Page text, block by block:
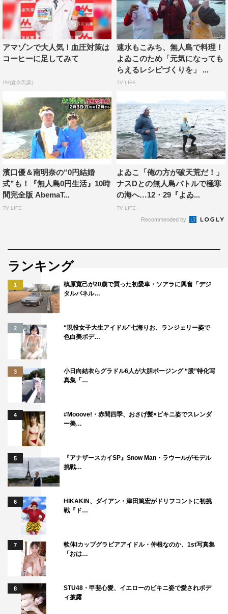
敷いたチャペルを歩く…という理想の結婚式とは全然違い
ましたけど、きっと無人島での結婚式を経験した人は世界
中どこにもいないはず！これが濱口優という人と結婚した
奥さんの特権なのかな」と幸せをかみしめた。
有野から実は、ラジ
オとかで「お前ら、式
とかせえへんの？オレ
がやったるわ！」と言
われてたんですよ。
「ホンマにやりよっ
た！」ってビックリし
婚式をするわ」と言って、有野と盛り上がったこともあっ
たんですよ。それがまさか現実になるとは…（笑）。一生
の思い出になりました。神父の服の方が新郎よりも豪華や
ったけど…（笑）。カレーピザの生地はちょっと分厚かっ
野が作ってくれた）奥さんのウエディングドレス姿も、素
敵でした…！
奥さんは式の後ずっと「楽しかった～！」って言ってま
した。以前から、無人島での結婚式が現実になったら面白
いなって想像はしてたけど、一方で奥さんは嫌がるやろう
な…と思ってたんです。だって、豪華でもない上に、テレ
ビでも放送されるんですよ！女性やったら普通、引くと思
うんです。でも実際には、「これを受け入れてくれるん
や！」って…うれしかったですね。
ウエディングドレスもホンマは服の上から着る予定やっ
たんですけど、「やっぱり、ちゃんとキレイに着たいか
ら」って。「チクチクする」なんて言いながらも（笑）、
直に着て肌も多めに出して、すごいキレイに着てくれ
て…！ホンマ、ありがたいです。おかげさまで、“らし
い”結婚式ができました。
これから、もしかしたら無人島の結婚式がはやるかもし
れないですね。「無人島で、好きな仲間と！」みたいなキ
ャッチフレーズで（笑）。そのときは、有野が神父になっ
てくれますから、ご安心を！
＜南明奈 コメント＞
アマゾンで大人気！血圧対策は
コーヒーに足してみて
PR(森永乳業)
速水もこみち、無人島で料理！
よゐこのため「元気になっても
らえるレシピづくりを」 ...
TV LIFE
濱口優＆南明奈の“0円結婚
式”も！『無人島0円生活』10時
間完全版 AbemaT...
TV LIFE
よゐこ「俺の方が破天荒だ！」
ナスDとの無人島バトルで極寒
の海へ…12・29『よゐ...
TV LIFE
Recommended by
ランキング
1
槙原寛己が20歳で買った初愛車・ソアラに興奮「デジ
タルパネル…
2
“現役女子大生アイドル”七海りお、ランジェリー姿で
色白美ボデ…
3
小日向結衣らグラドル6人が大胆ポージング “股”特化写
真集「…
4
#Mooove!・赤間四季、おさげ髪×ビキニ姿でスレンダ
ー美…
5
『アナザースカイSP』Snow Man・ラウールがモデル
挑戦…
6
HIKAKIN、ダイアン・津田篤宏がドリフコントに初挑
戦『ド…
7
軟体Iカップグラビアアイドル・仲根なのか、1st写真集
「おは…
8
STU48・甲斐心愛、イエローのビキニ姿で愛されボデ
ィ披露